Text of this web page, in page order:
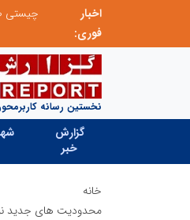
اخبار
فوری:
نخستین رسانه
گزارش
خبر
خانه
محدودیت های جدید